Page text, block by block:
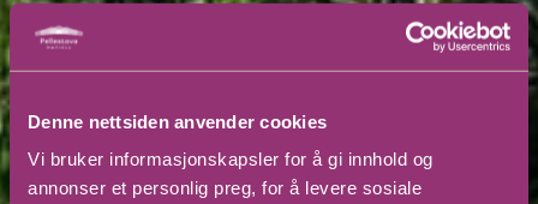
Denne nettsiden anvender cookies
Vi bruker informasjonskapsler for å gi innhold og
annonser et personlig preg, for å levere sosiale